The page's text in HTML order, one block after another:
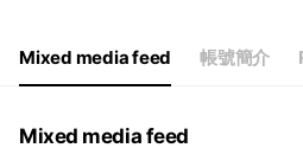
Mixed media feed 帳號簡介
Mixed media feed